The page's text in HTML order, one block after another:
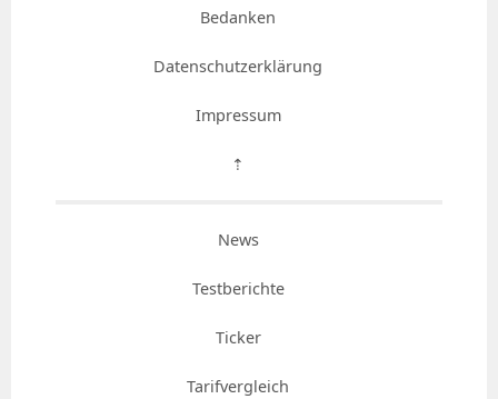
Bedanken
Datenschutzerklärung
Impressum
⇡
News
Testberichte
Ticker
Tarifvergleich